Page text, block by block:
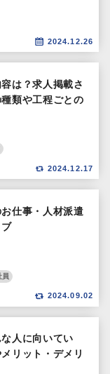
2024.12.26
は？求人掲載さ
類や工程ごとの
2024.12.17
仕事・人材派遣
員
2024.09.02
人に向いてい
リット・デメリ